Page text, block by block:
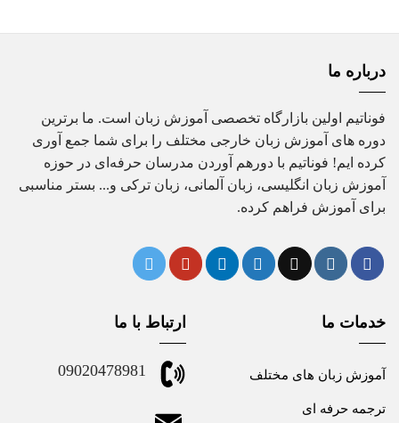
درباره ما
فوناتیم اولین بازارگاه تخصصی آموزش زبان است. ما برترین
دوره های آموزش زبان خارجی مختلف را برای شما جمع آوری
کرده ایم! فوناتیم با دورهم آوردن مدرسان حرفه‌ای در حوزه
آموزش زبان انگلیسی، زبان آلمانی، زبان ترکی و... بستر مناسبی
برای آموزش فراهم کرده.
خدمات ما
آموزش زبان های مختلف
ترجمه حرفه ای
ارتباط با ما
09020478981